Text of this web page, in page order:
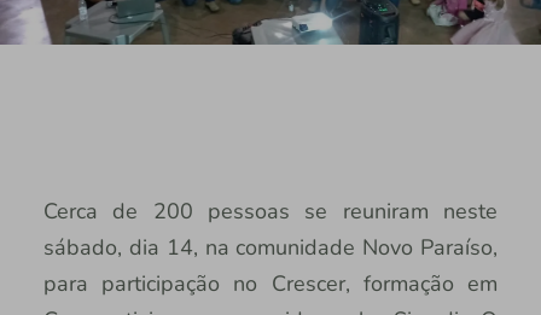
Cerca de 200 pessoas se reuniram neste
sábado, dia 14, na comunidade Novo Paraíso,
para participação no Crescer, formação em